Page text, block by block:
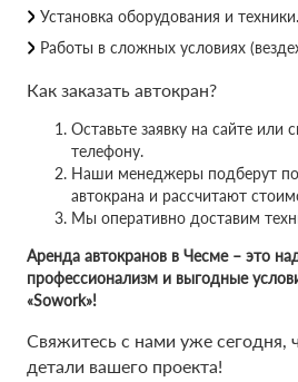
Установка оборудования и техники.
Работы в сложных условиях
Как заказать автокран?
Оставьте заявку на сайте или
телефону.
Наши менеджеры подберут
автокрана и рассчитают
Мы оперативно доставим
Аренда автокранов в Чесме – это
профессионализм и выгодные
«Sowork»!
Свяжитесь с нами уже сегодня,
детали вашего проекта!